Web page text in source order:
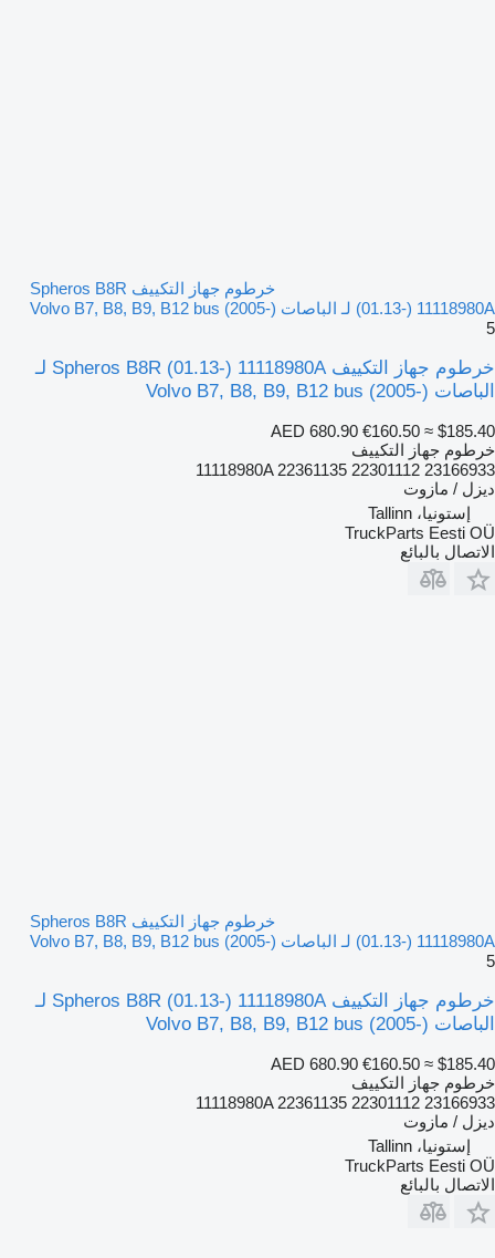
خرطوم جهاز التكييف Spheros B8R
(01.13-) 11118980A لـ الباصات Volvo B7, B8, B9, B12 bus (2005-)
5
خرطوم جهاز التكييف Spheros B8R (01.13-) 11118980A لـ
الباصات Volvo B7, B8, B9, B12 bus (2005-)
AED 680.90 €160.50 ≈ $185.40
خرطوم جهاز التكييف
11118980A 22361135 22301112 23166933
ديزل / مازوت
إستونيا، Tallinn
TruckParts Eesti OÜ
الاتصال بالبائع
خرطوم جهاز التكييف Spheros B8R
(01.13-) 11118980A لـ الباصات Volvo B7, B8, B9, B12 bus (2005-)
5
خرطوم جهاز التكييف Spheros B8R (01.13-) 11118980A لـ
الباصات Volvo B7, B8, B9, B12 bus (2005-)
AED 680.90 €160.50 ≈ $185.40
خرطوم جهاز التكييف
11118980A 22361135 22301112 23166933
ديزل / مازوت
إستونيا، Tallinn
TruckParts Eesti OÜ
الاتصال بالبائع